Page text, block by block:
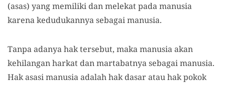
(asas) yang memiliki dan melekat pada manusia
karena kedudukannya sebagai manusia.
Tanpa adanya hak tersebut, maka manusia akan
kehilangan harkat dan martabatnya sebagai manusia.
Hak asasi manusia adalah hak dasar atau hak pokok